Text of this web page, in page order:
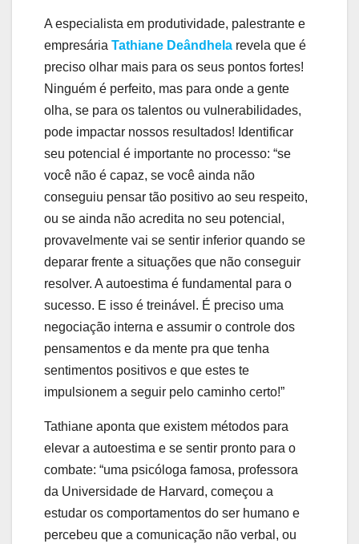
A especialista em produtividade, palestrante e
empresária Tathiane Deândhela revela que é
preciso olhar mais para os seus pontos fortes!
Ninguém é perfeito, mas para onde a gente
olha, se para os talentos ou vulnerabilidades,
pode impactar nossos resultados! Identificar
seu potencial é importante no processo: “se
você não é capaz, se você ainda não
conseguiu pensar tão positivo ao seu respeito,
ou se ainda não acredita no seu potencial,
provavelmente vai se sentir inferior quando se
deparar frente a situações que não conseguir
resolver. A autoestima é fundamental para o
sucesso. E isso é treinável. É preciso uma
negociação interna e assumir o controle dos
pensamentos e da mente pra que tenha
sentimentos positivos e que estes te
impulsionem a seguir pelo caminho certo!”
Tathiane aponta que existem métodos para
elevar a autoestima e se sentir pronto para o
combate: “uma psicóloga famosa, professora
da Universidade de Harvard, começou a
estudar os comportamentos do ser humano e
percebeu que a comunicação não verbal, ou